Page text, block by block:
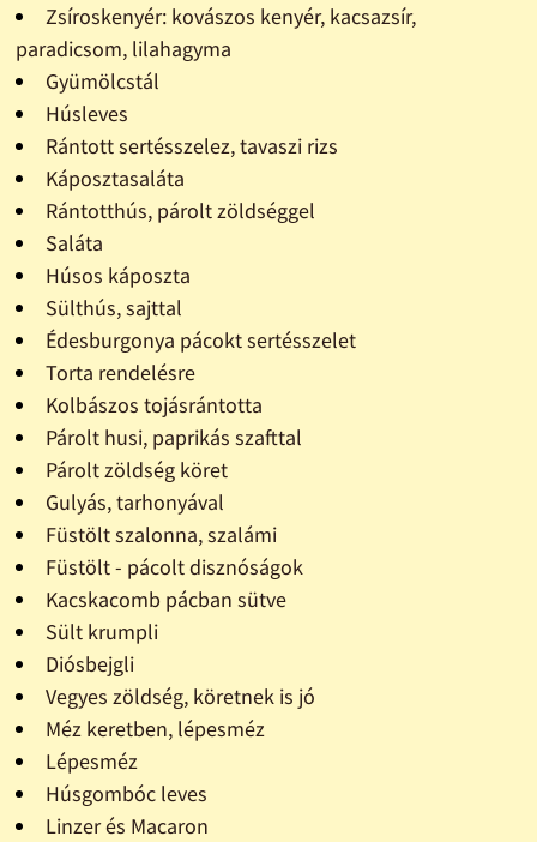
Zsíroskenyér: kovászos kenyér, kacsazsír,
paradicsom, lilahagyma
Gyümölcstál
Húsleves
Rántott sertésszelez, tavaszi rizs
Káposztasaláta
Rántotthús, párolt zöldséggel
Saláta
Húsos káposzta
Sülthús, sajttal
Édesburgonya pácokt sertésszelet
Torta rendelésre
Kolbászos tojásrántotta
Párolt husi, paprikás szafttal
Párolt zöldség köret
Gulyás, tarhonyával
Füstölt szalonna, szalámi
Füstölt - pácolt disznóságok
Kacskacomb pácban sütve
Sült krumpli
Diósbejgli
Vegyes zöldség, köretnek is jó
Méz keretben, lépesméz
Lépesméz
Húsgombóc leves
Linzer és Macaron